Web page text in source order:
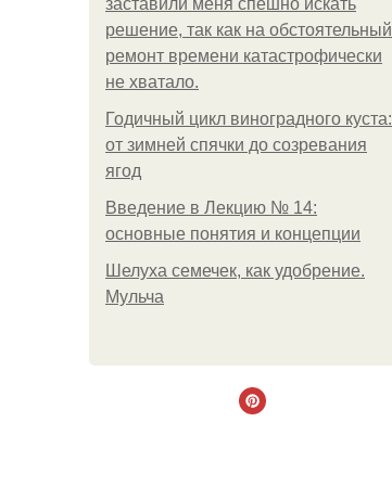
заставили меня спешно искать
решение, так как на обстоятельный
ремонт времени катастрофически
не хватало.
Годичный цикл виноградного куста:
от зимней спячки до созревания
ягод
Введение в Лекцию № 14:
основные понятия и концепции
Шелуха семечек, как удобрение.
Мульча